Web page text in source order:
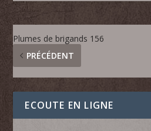
Plumes de brigands 156
PRÉCÉDENT
ECOUTE EN LIGNE